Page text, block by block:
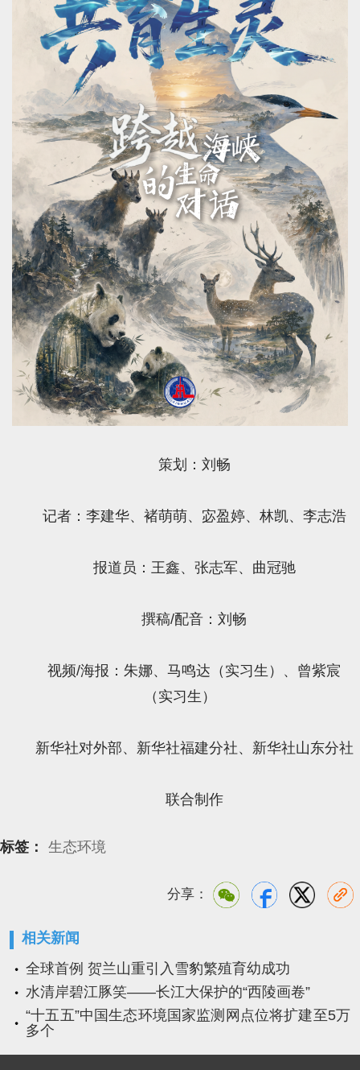
策划：刘畅
记者：李建华、褚萌萌、宓盈婷、林凯、李志浩
报道员：王鑫、张志军、曲冠驰
撰稿/配音：刘畅
视频/海报：朱娜、马鸣达（实习生）、曾紫宸
（实习生）
新华社对外部、新华社福建分社、新华社山东分社
联合制作
标签： 生态环境
分享：
相关新闻
全球首例 贺兰山重引入雪豹繁殖育幼成功
水清岸碧江豚笑——长江大保护的“西陵画卷”
“十五五”中国生态环境国家监测网点位将扩建至5万
多个